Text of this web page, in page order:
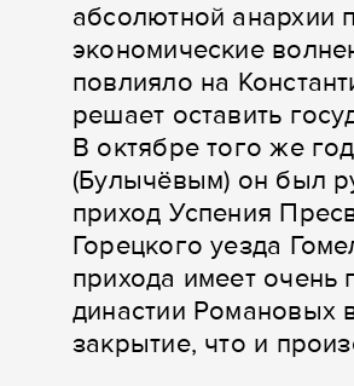
абсолютной анархии
экономические
повлияло на
решает оставить
В октябре того же
(Булычёвым) он был
приход Успения
Горецкого уезда
прихода имеет очень
династии Романовых
закрытие, что и